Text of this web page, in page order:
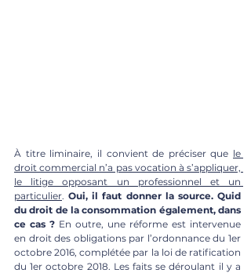
À titre liminaire, il convient de préciser que le
droit commercial n’a pas vocation à s’appliquer,
le litige opposant un professionnel et un
particulier. Oui, il faut donner la source. Quid
du droit de la consommation également, dans
ce cas ? En outre, une réforme est intervenue
en droit des obligations par l’ordonnance du 1er
octobre 2016, complétée par la loi de ratification
du 1er octobre 2018. Les faits se déroulant il y a